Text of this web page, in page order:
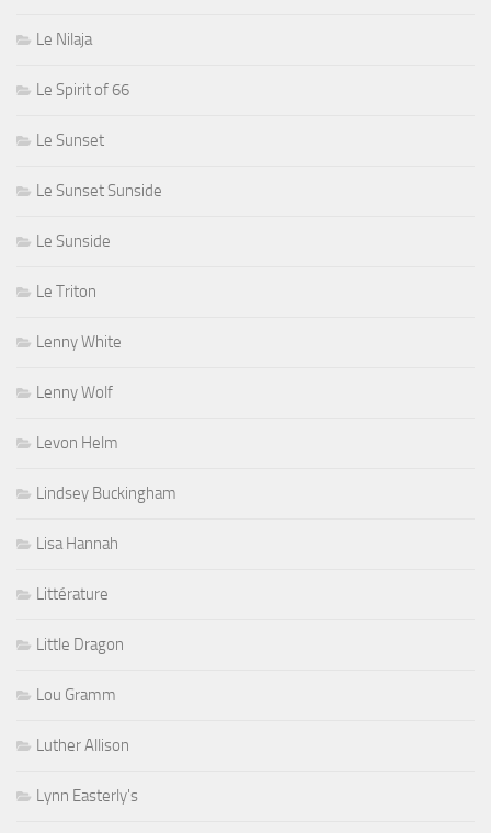
Le Nilaja
Le Spirit of 66
Le Sunset
Le Sunset Sunside
Le Sunside
Le Triton
Lenny White
Lenny Wolf
Levon Helm
Lindsey Buckingham
Lisa Hannah
Littérature
Little Dragon
Lou Gramm
Luther Allison
Lynn Easterly's